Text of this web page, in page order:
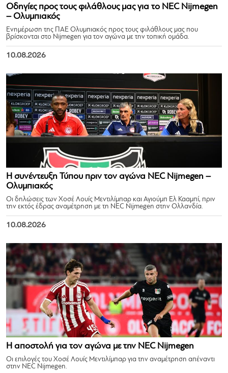
Οδηγίες προς τους φιλάθλους μας για το NEC Nijmegen
– Ολυμπιακός
Ενημέρωση της ΠΑΕ Ολυμπιακός προς τους φιλάθλους μας που
βρίσκονται στο Nijmegen για τον αγώνα με την τοπική ομάδα.
10.08.2026
Η συνέντευξη Τύπου πριν τον αγώνα NEC Nijmegen –
Ολυμπιακός
Οι δηλώσεις των Χοσέ Λουίς Μεντιλίμπαρ και Αγιούμπ Ελ Κααμπί, πριν
την εκτός έδρας αναμέτρηση με τη NEC Nijmegen στην Ολλανδία.
10.08.2026
Η αποστολή για τον αγώνα με την NEC Nijmegen
Οι επιλογές του Χοσέ Λουίς Μεντιλίμπαρ για την αναμέτρηση απέναντι
στην NEC Nijmegen.